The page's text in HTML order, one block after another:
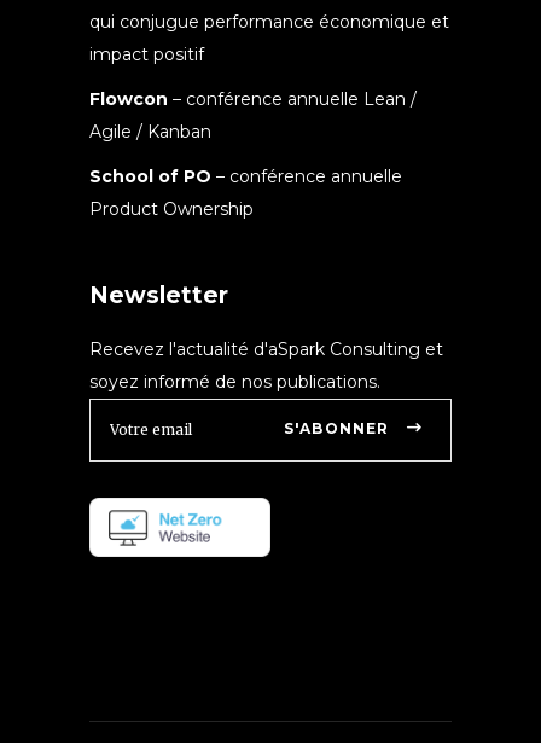
qui conjugue performance économique et
impact positif
Flowcon – conférence annuelle Lean /
Agile / Kanban
School of PO – conférence annuelle
Product Ownership
Newsletter
Recevez l'actualité d'aSpark Consulting et
soyez informé de nos publications.
S'ABONNER